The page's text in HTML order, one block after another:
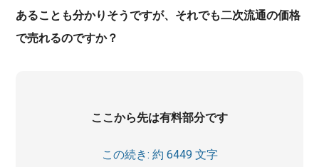
あることも分かりそうですが、それでも二次流通の価格
で売れるのですか？
ここから先は有料部分です
この続き: 約 6449 文字